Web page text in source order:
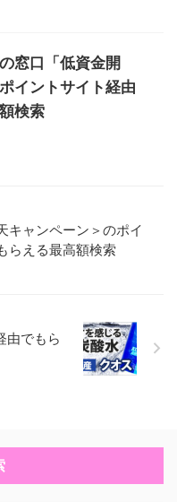
窓口「低資金開
イントサイト経由
検索
キャンペーン＞のポイ
らえる最高額検索
由でもら